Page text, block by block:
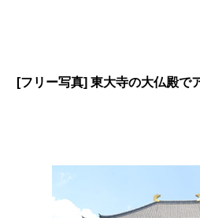
[フリー写真] 東大寺の大仏殿で